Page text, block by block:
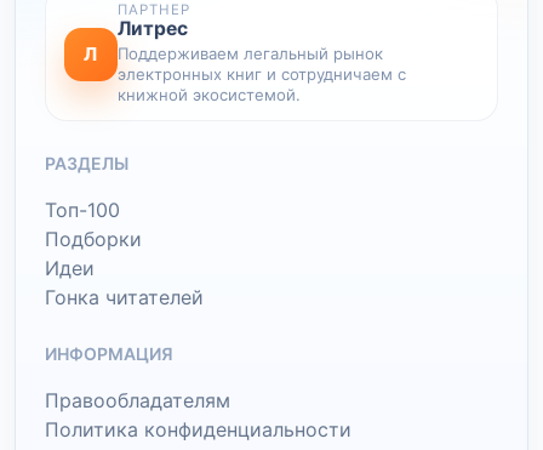
Л
ПАРТНЕР
Литрес
Поддерживаем легальный рынок
электронных книг и сотрудничаем с
книжной экосистемой.
РАЗДЕЛЫ
Топ-100
Подборки
Идеи
Гонка читателей
ИНФОРМАЦИЯ
Правообладателям
Политика конфиденциальности